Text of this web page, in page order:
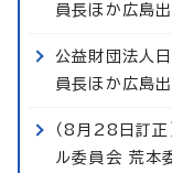
員長ほか広島
公益財団法人
員長ほか広島
（8月28日訂正
ル委員会 荒本